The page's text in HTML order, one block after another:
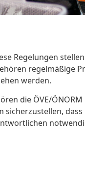
Regelungen
regelmäßige
werden.
die ÖVE/ÖNORM